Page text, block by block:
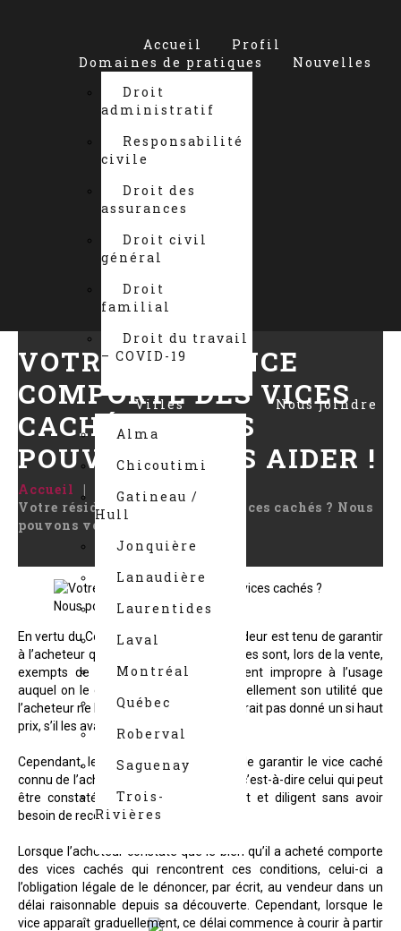
Accueil
Profil
Domaines de pratiques
Droit
administratif
Responsabilité
civile
Droit des
assurances
Droit civil
général
Droit
familial
Droit du travail
– COVID-19
Nouvelles
Villes
Alma
Chicoutimi
Gatineau /
Hull
Jonquière
Lanaudière
Laurentides
Laval
Montréal
Québec
Roberval
Saguenay
Trois-
Rivières
Nous joindre
VOTRE RÉSIDENCE
COMPORTE DES VICES
CACHÉS ? NOUS
POUVONS VOUS AIDER !
Accueil
nouvelles
Votre résidence comporte des vices cachés ? Nous
pouvons vous aider !
En vertu du Code civil du Québec, le vendeur est tenu de garantir
à l’acheteur que le bien et ses accessoires sont, lors de la vente,
exempts de vices cachés qui le rendent impropre à l’usage
auquel on le destine ou qui diminuent tellement son utilité que
l’acheteur ne l’aurait pas acheté, ou n’aurait pas donné un si haut
prix, s’il les avait connus.
Cependant, le vendeur n’est pas tenu de garantir le vice caché
connu de l’acheteur ni le vice apparent, c’est-à-dire celui qui peut
être constaté par un acheteur prudent et diligent sans avoir
besoin de recourir à un expert.
Lorsque l’acheteur constate que le bien qu’il a acheté comporte
des vices cachés qui rencontrent ces conditions, celui-ci a
l’obligation légale de le dénoncer, par écrit, au vendeur dans un
délai raisonnable depuis sa découverte. Cependant, lorsque le
vice apparaît graduellement, ce délai commence à courir à partir